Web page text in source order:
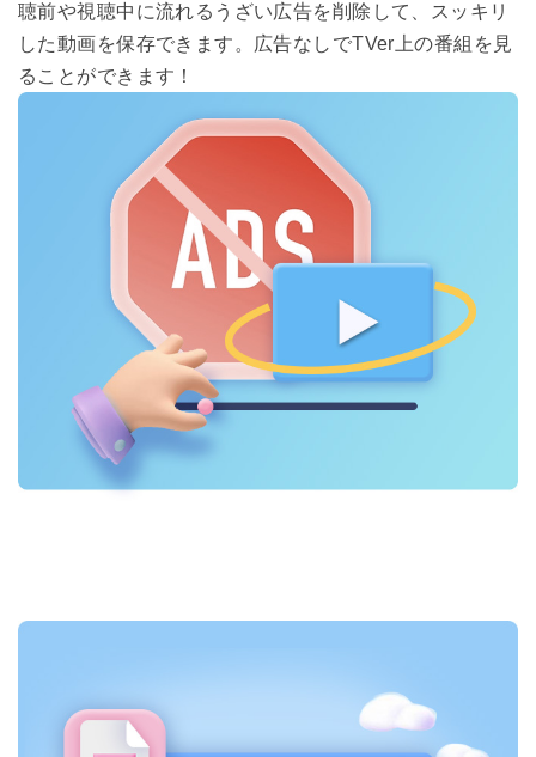
聴前や視聴中に流れるうざい広告を削除して、スッキリ
した動画を保存できます。広告なしでTVer上の番組を見
ることができます！